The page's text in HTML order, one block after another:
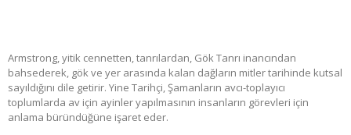
Armstrong, yitik cennetten, tanrılardan, Gök Tanrı inancından
bahsederek, gök ve yer arasında kalan dağların mitler tarihinde kutsal
sayıldığını dile getirir. Yine Tarihçi, Şamanların avcı-toplayıcı
toplumlarda av için ayinler yapılmasının insanların görevleri için
anlama büründüğüne işaret eder.